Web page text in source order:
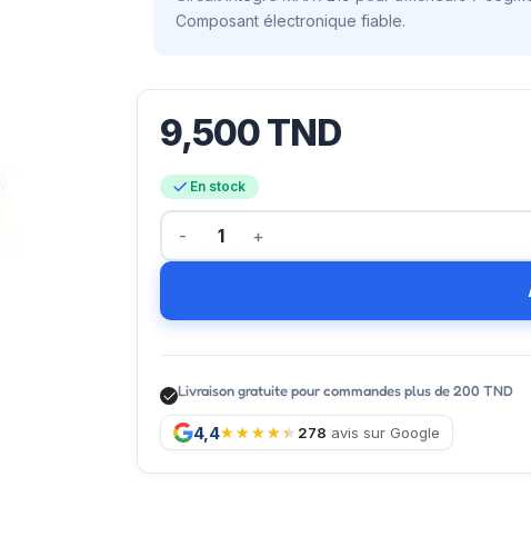
Composant électronique fiable.
9,500TND
En stock
Livraison gratuite pour commandes plus de 200 TND
4,4 278 avis sur Google